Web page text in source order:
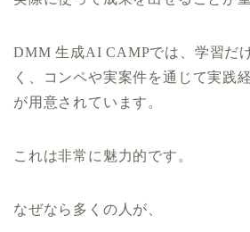
DMM 生成AI CAMPでは、学習だ
く、コンペや実案件を通じて実践
が用意されています。
これは非常に魅力的です。
なぜなら多くの人が、